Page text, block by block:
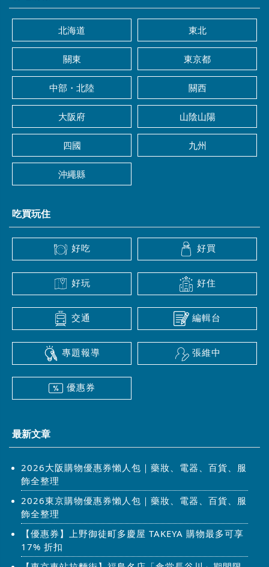
北海道 東北
關東 東京都
中部・北陸 關西
大阪府 山陰山陽
四國 九州
沖繩縣
吃買玩住
好吃 好買
好玩 好住
交通 編輯台
專題報導 張維中
優惠券
最新文章
2026大阪購物優惠券懶人包｜藥妝、電器、百貨、服
飾全整理
2026東京購物優惠券懶人包｜藥妝、電器、百貨、服
飾全整理
【優惠券】上野御徒町多慶屋 TAKEYA 購物最多可享
17% 折扣